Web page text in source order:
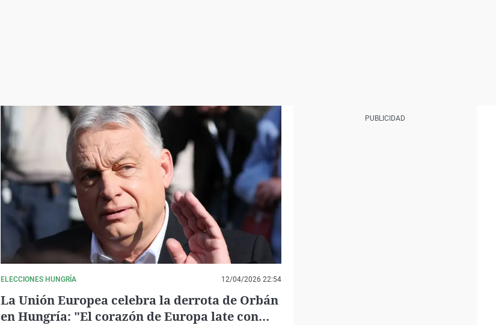
ELECCIONES HUNGRÍA 12/04/2026 22:54
La Unión Europea celebra la derrota de Orbán
en Hungría: "El corazón de Europa late con